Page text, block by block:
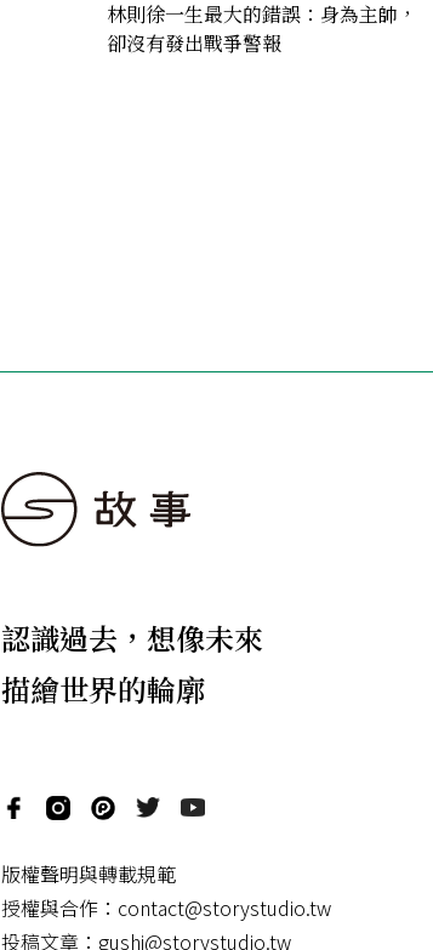
林則徐一生最大的錯誤：身為主帥，
卻沒有發出戰爭警報
認識過去，想像未來
描繪世界的輪廓
版權聲明與轉載規範
授權與合作： contact@storystudio.tw
投稿文章： gushi@storystudio.tw